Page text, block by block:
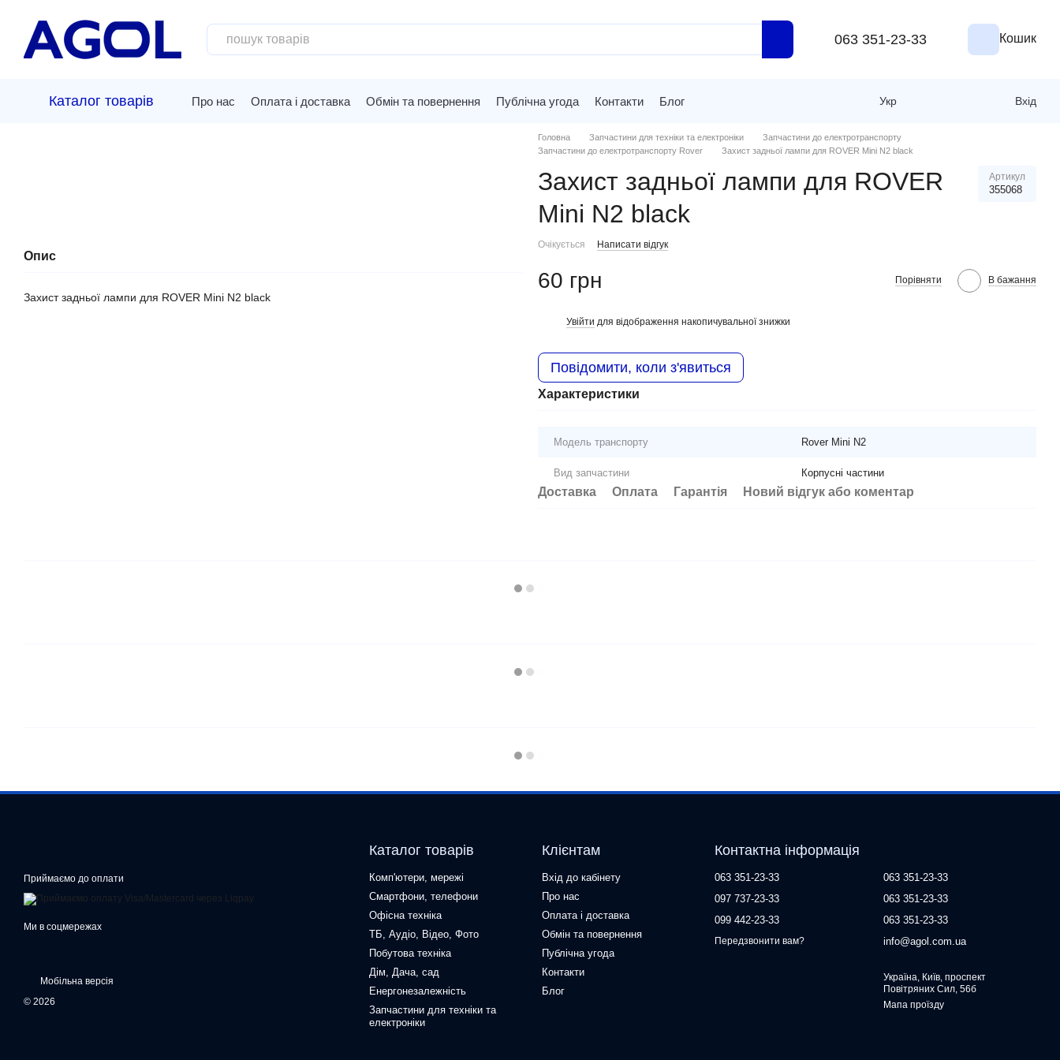
063 351-23-33 Кошик
Каталог товарів Про нас Оплата і доставка Обмін та повернення Публічна угода Контакти Блог Укр Вхід
Опис
Захист задньої лампи для ROVER Mini N2 black
Головна Запчастини для техніки та електроніки
Запчастини до електротранспорту
Запчастини до електротранспорту Rover
Захист задньої лампи для ROVER Mini N2 black
Захист задньої лампи для ROVER
Mini N2 black
Артикул
355068
Очікується Написати відгук
60 грн Порівняти В бажання
Увійти для відображення накопичувальної знижки
Повідомити, коли з'явиться
Характеристики
Модель транспорту Rover Mini N2
Вид запчастини Корпусні частини
Доставка Оплата Гарантія Новий відгук або коментар
Приймаємо до оплати
Ми в соцмережах
Мобільна версія
© 2026
Каталог товарів
Комп'ютери, мережі
Смартфони, телефони
Офісна техніка
ТБ, Аудіо, Відео, Фото
Побутова техніка
Дім, Дача, сад
Енергонезалежність
Запчастини для техніки та
електроніки
Клієнтам
Вхід до кабінету
Про нас
Оплата і доставка
Обмін та повернення
Публічна угода
Контакти
Блог
Контактна інформація
063 351-23-33
097 737-23-33
099 442-23-33
Передзвонити вам?
063 351-23-33
063 351-23-33
063 351-23-33
info@agol.com.ua
Україна, Київ, проспект
Повітряних Сил, 56б
Мапа проїзду